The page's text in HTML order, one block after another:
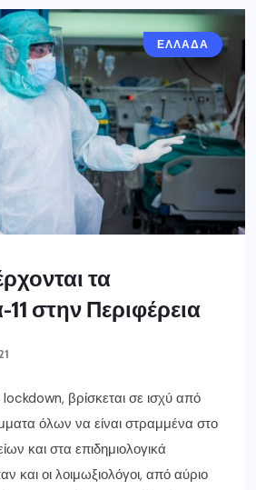
ΕΛΛΑΔΑ
τα
στην Περιφέρεια
βρίσκεται σε ισχύ από
όλων να είναι στραμμένα στο
και στα επιδημιολογικά
και οι λοιμωξιολόγοι, από αύριο